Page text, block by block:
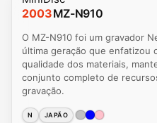
2003MZ-N910
O MZ-N910 foi um gravador
última geração que enfatizou
qualidade dos materiais,
conjunto completo de
gravação.
N JAPÃO